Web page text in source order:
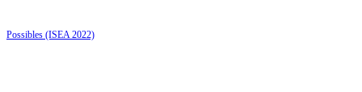
Possibles (ISEA 2022)